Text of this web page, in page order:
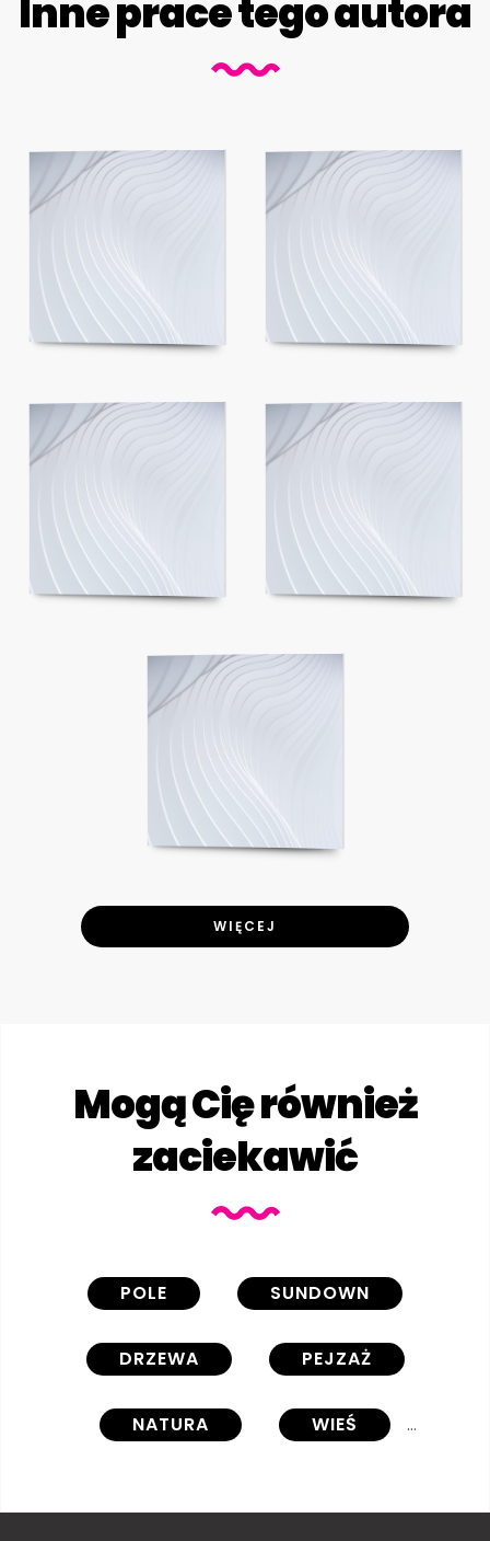
Inne prace tego autora
WIĘCEJ
Mogą Cię również
zaciekawić
POLE SUNDOWN
DRZEWA PEJZAŻ
NATURA WIEŚ